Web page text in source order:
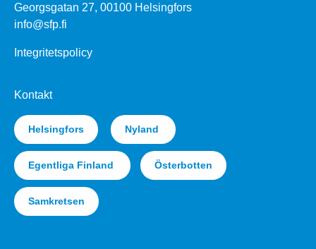
Georgsgatan 27, 00100 Helsingfors
info@sfp.fi
Integritetspolicy
Kontakt
Helsingfors Nyland
Egentliga Finland Österbotten
Samkretsen